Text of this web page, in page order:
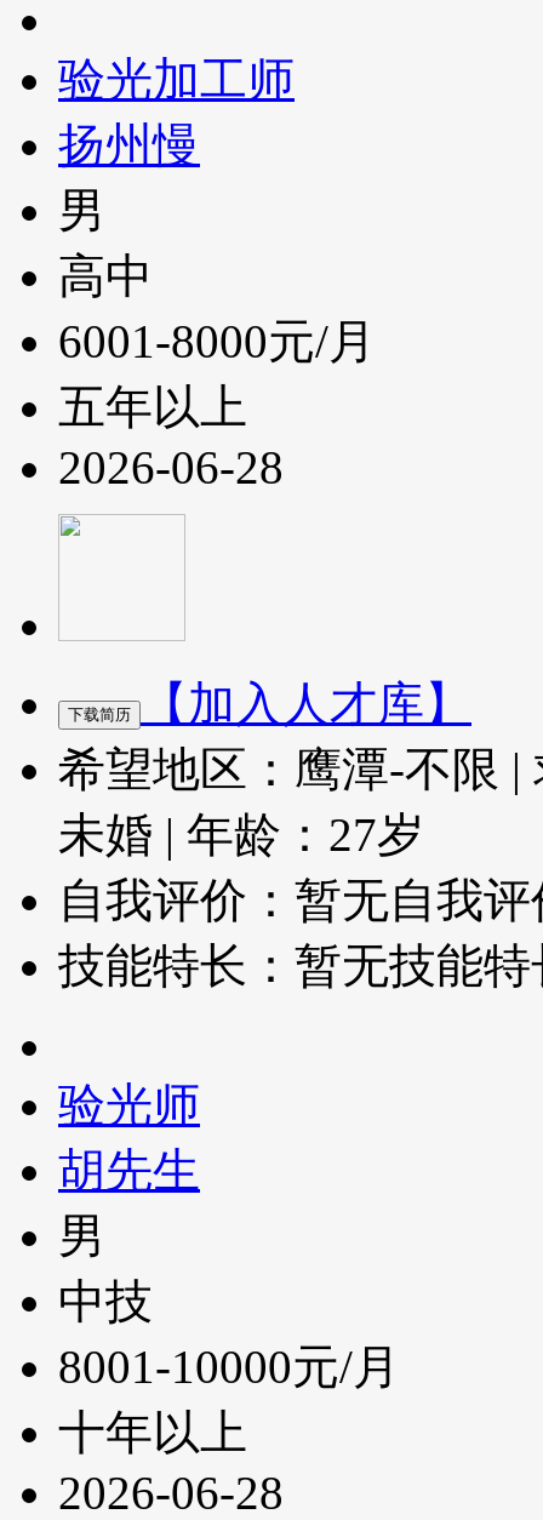
验光加工师
扬州慢
男
高中
6001-8000元/月
五年以上
2026-06-28
【加入人才库】
希望地区：鹰潭-不限 |
未婚 | 年龄：27岁
自我评价：暂无自我评
技能特长：暂无技能特
验光师
胡先生
男
中技
8001-10000元/月
十年以上
2026-06-28